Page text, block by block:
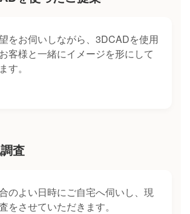
をお伺いしながら、3DCADを使用
客様と一緒にイメージを形にして
す。
査
のよい日時にご自宅へ伺いし、現
をさせていただきます。